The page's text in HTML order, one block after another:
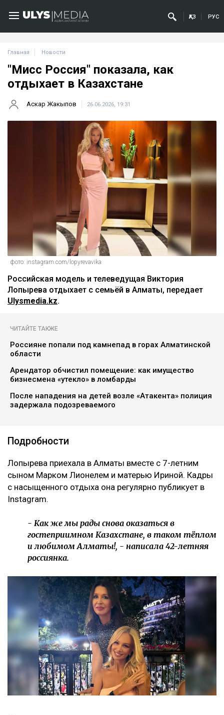
ҚАЗ РУС
Главная Новости
"Мисс Россия" показала, как
отдыхает в Казахстане
Аскар Жакыпов 26.06.2026, 19:31
фото: instagram.com/lopyrevavika
Российская модель и телеведущая Виктория
Лопырева отдыхает с семьёй в Алматы, передает
Ulysmedia.kz.
ЧИТАЙТЕ ТАКЖЕ
Россияне попали под камнепад в горах Алматинской
области
Арендатор обчистил помещение: как имущество
бизнесмена «утекло» в ломбарды
После нападения на детей возле «Атакента» полиция
задержала подозреваемого
Подробности
Лопырева приехала в Алматы вместе с 7-летним
сыном Марком Лионелем и матерью Ириной. Кадры
с насыщенного отдыха она регулярно публикует в
Instagram.
- Как же мы рады снова оказаться в
гостеприимном Казахстане, в таком тёплом
и любимом Алматы!, - написала 42-летняя
россиянка.